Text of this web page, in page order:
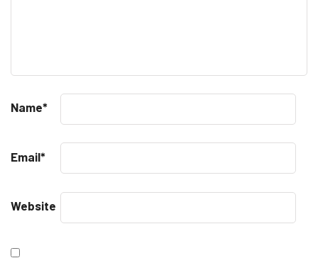
Name*
Email*
Website